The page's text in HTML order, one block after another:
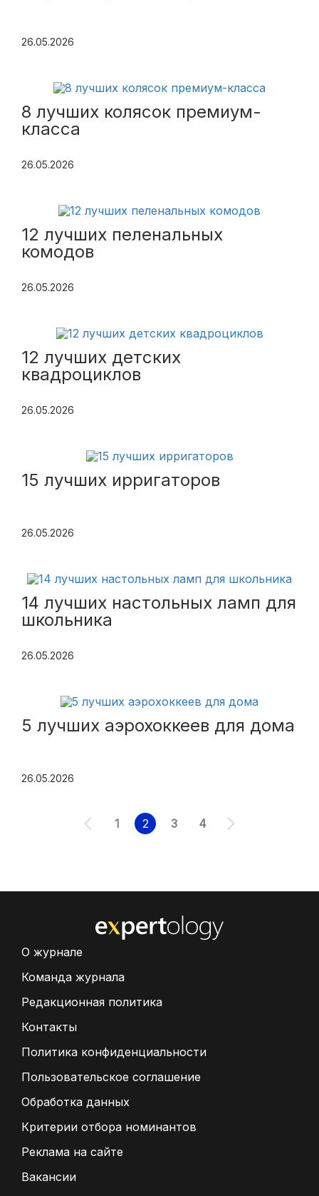
26.05.2026
8 лучших колясок премиум-
класса
26.05.2026
12 лучших пеленальных
комодов
26.05.2026
12 лучших детских
квадроциклов
26.05.2026
15 лучших ирригаторов
26.05.2026
14 лучших настольных ламп для
школьника
26.05.2026
5 лучших аэрохоккеев для дома
26.05.2026
1 2 3 4
О журнале
Команда журнала
Редакционная политика
Контакты
Политика конфиденциальности
Пользовательское соглашение
Обработка данных
Критерии отбора номинантов
Реклама на сайте
Вакансии